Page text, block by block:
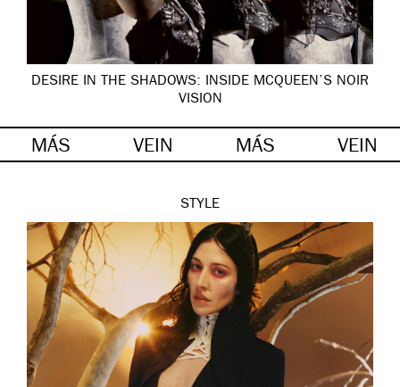
DESIRE IN THE SHADOWS: INSIDE MCQUEEN’S NOIR
VISION
MÁS VEIN MÁS VEIN
STYLE